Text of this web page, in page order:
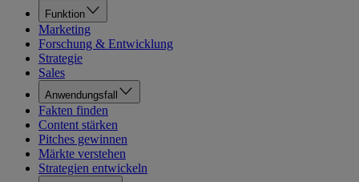
Funktion
Marketing
Forschung & Entwicklung
Strategie
Sales
Anwendungsfall
Fakten finden
Content stärken
Pitches gewinnen
Märkte verstehen
Strategien entwickeln